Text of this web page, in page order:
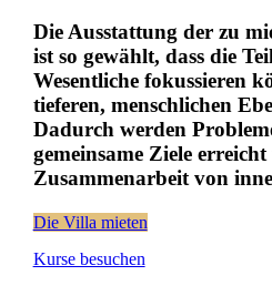
Die Ausstattung der zu
ist so gewählt, dass die
Wesentliche fokussieren
tieferen, menschlichen
Dadurch werden
gemeinsame Ziele
Zusammenarbeit von
Die Villa mieten
Kurse besuchen